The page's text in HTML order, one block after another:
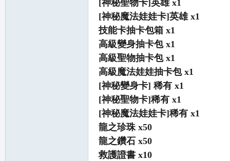
[神秘聖物卡]英雄 x1
[神秘魔法娃娃卡]英雄 x1
技能卡抽卡包箱 x1
高級變身抽卡包 x1
高級聖物抽卡包 x1
高級魔法娃娃抽卡包 x1
[神秘變身卡] 稀有 x1
[神秘聖物卡]稀有 x1
[神秘魔法娃娃卡]稀有 x1
龍之珍珠 x50
龍之鑽石 x50
救護證書 x10